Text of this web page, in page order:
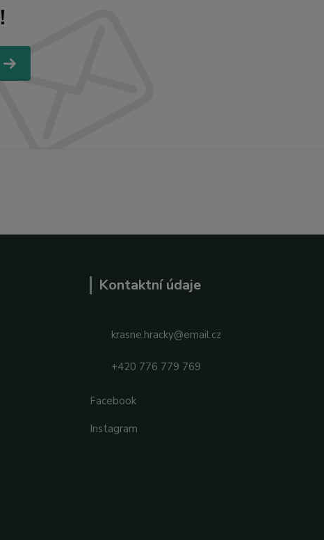
Kontaktní údaje
krasne.hracky@email.cz
+420 776 779 769
Facebook
Instagram